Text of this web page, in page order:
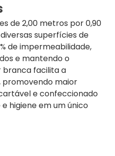
de 2,00 metros por 0,90
superfícies de
de impermeabilidade,
e mantendo o
branca facilita a
promovendo maior
e confeccionado
higiene em um único